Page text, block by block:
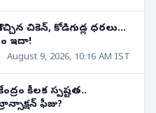
చికెన్, కోడిగుడ్ల ధరలు...
ఇదా!
August 9, 2026, 10:16 AM IST
కీలక స్పష్టత..
ఫీజు?